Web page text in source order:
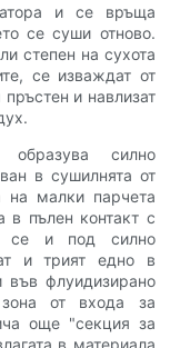
и се връща
се суши отново.
степен на сухота
се изваждат от
и навлизат
силно
в сушилнята от
на малки парчета
в пълен контакт с
се и под силно
и трият едно в
във флуидизирано
зона от входа за
още "секция за